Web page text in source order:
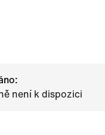
není k dispozici